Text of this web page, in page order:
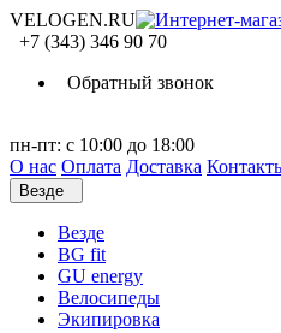
VELOGEN.RU
+7 (343) 346 90 70
Обратный звонок
пн-пт: с 10:00 до 18:00
О нас Оплата Доставка
Везде
Везде
BG fit
GU energy
Велосипеды
Экипировка